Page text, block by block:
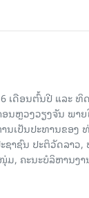
ເດືອນຕົ້ນປີ ແລະ ທິ
ນຫຼວງວຽງຈັນ ພາຍ
ນເປັນປະທານຂອງ
າຊົນ ປະຕິວັດລາວ,
ມ, ຄະນະບໍລິຫານງາ